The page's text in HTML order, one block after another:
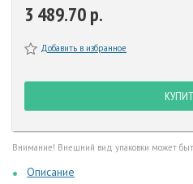
3 489.70 р.
Добавить в избранное
Внимание! Внешний вид упаковки может
Описание